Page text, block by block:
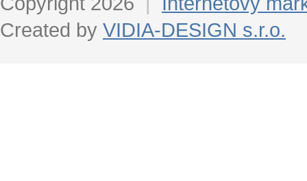
Created by VIDIA-DESIGN s.r.o.